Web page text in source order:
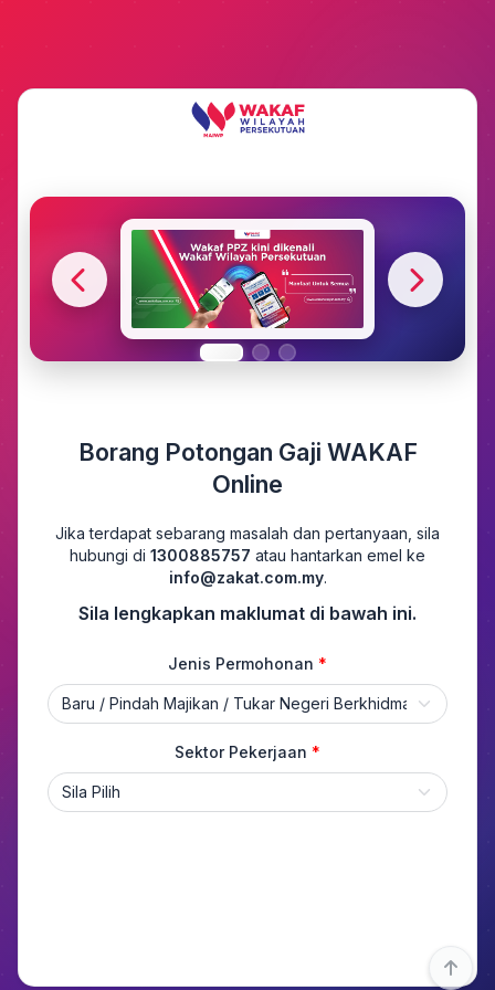
Previous Next
Borang Potongan Gaji WAKAF
Online
Jika terdapat sebarang masalah dan pertanyaan, sila
hubungi di 1300885757 atau hantarkan emel ke
info@zakat.com.my.
Sila lengkapkan maklumat di bawah ini.
Jenis Permohonan *
Sektor Pekerjaan *